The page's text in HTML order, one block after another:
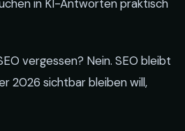
in KI-Antworten praktisch
vergessen? Nein. SEO bleibt
2026 sichtbar bleiben will,